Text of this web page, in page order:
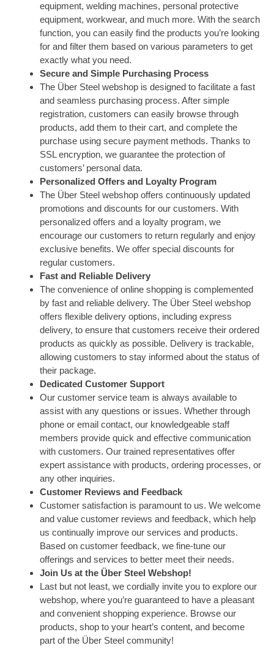
equipment, welding machines, personal protective
equipment, workwear, and much more. With the search
function, you can easily find the products you’re looking
for and filter them based on various parameters to get
exactly what you need.
Secure and Simple Purchasing Process
The Über Steel webshop is designed to facilitate a fast
and seamless purchasing process. After simple
registration, customers can easily browse through
products, add them to their cart, and complete the
purchase using secure payment methods. Thanks to
SSL encryption, we guarantee the protection of
customers’ personal data.
Personalized Offers and Loyalty Program
The Über Steel webshop offers continuously updated
promotions and discounts for our customers. With
personalized offers and a loyalty program, we
encourage our customers to return regularly and enjoy
exclusive benefits. We offer special discounts for
regular customers.
Fast and Reliable Delivery
The convenience of online shopping is complemented
by fast and reliable delivery. The Über Steel webshop
offers flexible delivery options, including express
delivery, to ensure that customers receive their ordered
products as quickly as possible. Delivery is trackable,
allowing customers to stay informed about the status of
their package.
Dedicated Customer Support
Our customer service team is always available to
assist with any questions or issues. Whether through
phone or email contact, our knowledgeable staff
members provide quick and effective communication
with customers. Our trained representatives offer
expert assistance with products, ordering processes, or
any other inquiries.
Customer Reviews and Feedback
Customer satisfaction is paramount to us. We welcome
and value customer reviews and feedback, which help
us continually improve our services and products.
Based on customer feedback, we fine-tune our
offerings and services to better meet their needs.
Join Us at the Über Steel Webshop!
Last but not least, we cordially invite you to explore our
webshop, where you’re guaranteed to have a pleasant
and convenient shopping experience. Browse our
products, shop to your heart’s content, and become
part of the Über Steel community!